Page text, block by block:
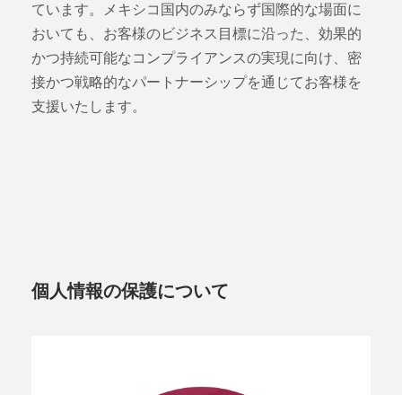
ています。メキシコ国内のみならず国際的な場面に
おいても、お客様のビジネス目標に沿った、効果的
かつ持続可能なコンプライアンスの実現に向け、密
接かつ戦略的なパートナーシップを通じてお客様を
支援いたします。
個人情報の保護について